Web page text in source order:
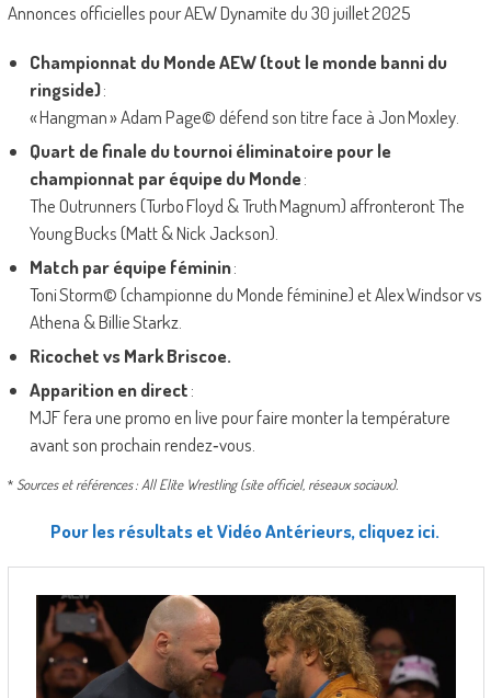
Annonces officielles pour AEW Dynamite du 30 juillet 2025
Championnat du Monde AEW (tout le monde banni du
ringside):
« Hangman » Adam Page© défend son titre face à Jon Moxley.
Quart de finale du tournoi éliminatoire pour le
championnat par équipe du Monde:
The Outrunners (Turbo Floyd & Truth Magnum) affronteront The
Young Bucks (Matt & Nick Jackson).
Match par équipe féminin:
Toni Storm© (championne du Monde féminine) et Alex Windsor vs
Athena & Billie Starkz.
Ricochet vs Mark Briscoe.
Apparition en direct:
MJF fera une promo en live pour faire monter la température
avant son prochain rendez‑vous.
* Sources et références : All Elite Wrestling (site officiel, réseaux sociaux).
Pour les résultats et Vidéo Antérieurs, cliquez ici.